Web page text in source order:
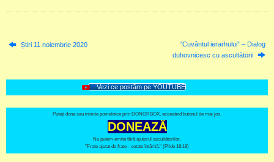
Știri 11 noiembrie 2020
“Cuvântul ierarhului” – Dialog
duhovnicesc cu ascultătorii
Vezi ce postăm pe YOUTUBE
Puteți dona sau trimite pomelnice prin DONORBOX, accesând butonul de mai jos.
DONEAZĂ
Nu putem emite fără ajutorul ascultătorilor.
"Frate ajutat de frate - cetate întărită." (Pilde 18:19)